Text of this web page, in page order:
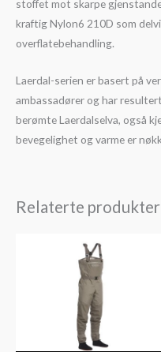
stoffet mot skarpe
kraftig Nylon6 210D som
overflatebehandling.
Laerdal-serien er basert på
ambassadører og har
berømte Laerdalselva, også
bevegelighet og varme er
Relaterte produkter